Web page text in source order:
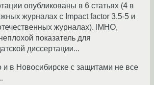
опубликованы в 6 статьях (4 в
журналах с Impact factor 3.5-5 и
журналах). IMHO,
показатель для
диссертации...
и в Новосибирске с защитами не все